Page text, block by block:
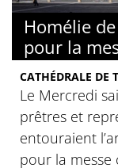
Homélie
pour la
CATHÉDRALE DE
Le Mercredi
prêtres et
entouraient
pour la messe